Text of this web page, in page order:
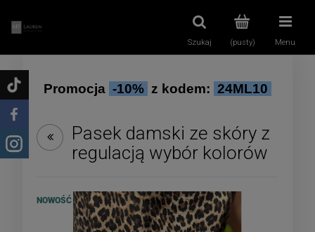
(pusty)
Szukaj Menu
Promocja -10% z kodem: 24ML10
Pasek damski ze skóry z
regulacją wybór kolorów
NOWOŚĆ